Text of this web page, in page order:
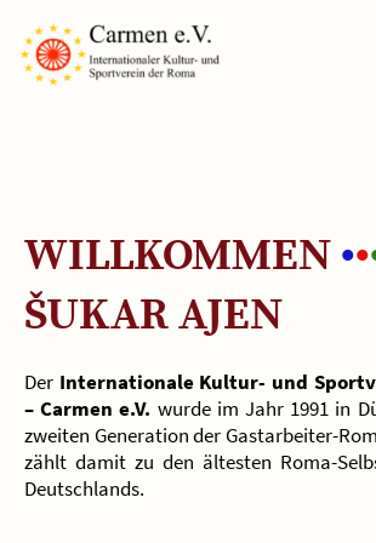
WILLKOMMEN ••
ŠUKAR AJEN
Der Internationale Kultur- und
– Carmen e.V. wurde im Jahr 1991 in
zweiten Generation der Gastarbeiter-
zählt damit zu den ältesten Roma-
Deutschlands.